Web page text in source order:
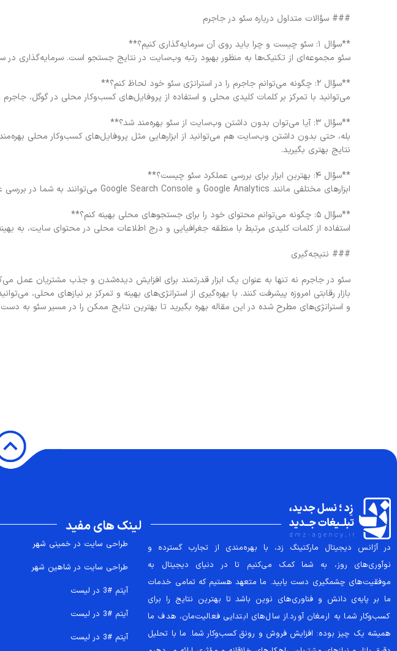
### سؤالات متداول درباره سئو در جاجرم
**سؤال ۱: سئو چیست و چرا باید روی آن سرمایه‌گذاری کنیم؟**
سئو مجموعه‌ای از تکنیک‌ها به منظور بهبود رتبه وب‌سایت در نتایج جستجو است. سرمایه‌گذاری
**سؤال ۲: چگونه می‌توانم جاجرم را در استراتژی سئو خود لحاظ کنم؟**
می‌توانید با تمرکز بر کلمات کلیدی محلی و استفاده از پروفایل‌های کسب‌وکار محلی در گوگل،
**سؤال ۳: آیا می‌توان بدون داشتن وب‌سایت از سئو بهره‌مند شد؟**
بله، حتی بدون داشتن وب‌سایت هم می‌توانید از ابزارهایی مثل پروفایل‌های کسب‌وکار محلی
نتایج بهتری بگیرید.
**سؤال ۴: بهترین ابزار برای بررسی عملکرد سئو چیست؟**
ابزارهای مختلفی مانند Google Analytics و Google Search Console می‌توانند به شما در بررسی عملکرد سئوی خود کمک کنند.
**سؤال ۵: چگونه می‌توانم محتوای خود را برای جستجوهای محلی بهینه کنم؟**
استفاده از کلمات کلیدی مرتبط با منطقه جغرافیایی و درج اطلاعات محلی در محتوای سایت، به
### نتیجه‌گیری
سئو در جاجرم نه تنها به عنوان یک ابزار قدرتمند برای افزایش دیده‌شدن و جذب مشتریان عمل
بازار رقابتی امروزه پیشرفت کنند. با بهره‌گیری از استراتژی‌های بهینه و تمرکز بر نیازهای محلی،
و استراتژی‌های مطرح شده در این مقاله بهره بگیرید تا بهترین نتایج ممکن را در مسیر سئو به دست
در آژانس دیجیتال مارکتینگ زد، با بهره‌مندی از تجارب گسترده و
نوآوری‌های روز، به شما کمک می‌کنیم تا در دنیای دیجیتال به
موفقیت‌های چشمگیری دست یابید. ما متعهد هستیم که تمامی خدمات
ما بر پایه‌ی دانش و فناوری‌های نوین باشد تا بهترین نتایج را برای
کسب‌وکار شما به ارمغان آورد.از سال‌های ابتدایی فعالیت‌مان، هدف ما
همیشه یک چیز بوده: افزایش فروش و رونق کسب‌وکار شما. ما با تحلیل
لینک های مفید
طراحی سایت در خمینی شهر
طراحی سایت در شاهین شهر
آیتم #3 در لیست
آیتم #3 در لیست
آیتم #3 در لیست